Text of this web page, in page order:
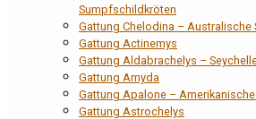
Sumpfschildkröten
Gattung Chelodina –
Gattung Actinemys
Gattung Aldabrachelys –
Gattung Amyda
Gattung Apalone –
Gattung Astrochelys